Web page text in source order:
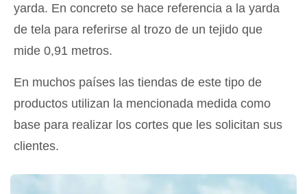
yarda. En concreto se hace referencia a la yarda
de tela para referirse al trozo de un tejido que
mide 0,91 metros.
En muchos países las tiendas de este tipo de
productos utilizan la mencionada medida como
base para realizar los cortes que les solicitan sus
clientes.